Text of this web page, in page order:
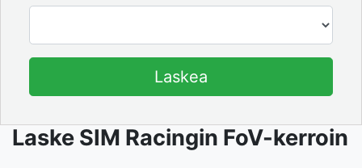
Laskea
Laske SIM Racingin FoV-kerroin